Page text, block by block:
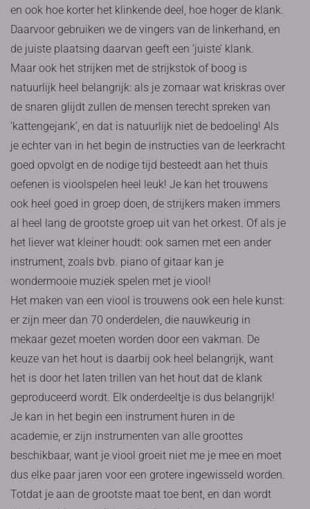
en ook hoe korter het klinkende deel, hoe hoger de klank.
Daarvoor gebruiken we de vingers van de linkerhand, en
de juiste plaatsing daarvan geeft een ‘juiste’ klank.
Maar ook het strijken met de strijkstok of boog is
natuurlijk heel belangrijk: als je zomaar wat kriskras over
de snaren glijdt zullen de mensen terecht spreken van
‘kattengejank’, en dat is natuurlijk niet de bedoeling! Als
je echter van in het begin de instructies van de leerkracht
goed opvolgt en de nodige tijd besteedt aan het thuis
oefenen is vioolspelen heel leuk! Je kan het trouwens
ook heel goed in groep doen, de strijkers maken immers
al heel lang de grootste groep uit van het orkest. Of als je
het liever wat kleiner houdt: ook samen met een ander
instrument, zoals bvb. piano of gitaar kan je
wondermooie muziek spelen met je viool!
Het maken van een viool is trouwens ook een hele kunst:
er zijn meer dan 70 onderdelen, die nauwkeurig in
mekaar gezet moeten worden door een vakman. De
keuze van het hout is daarbij ook heel belangrijk, want
het is door het laten trillen van het hout dat de klank
geproduceerd wordt. Elk onderdeeltje is dus belangrijk!
Je kan in het begin een instrument huren in de
academie, er zijn instrumenten van alle groottes
beschikbaar, want je viool groeit niet me je mee en moet
dus elke paar jaren voor een grotere ingewisseld worden.
Totdat je aan de grootste maat toe bent, en dan wordt